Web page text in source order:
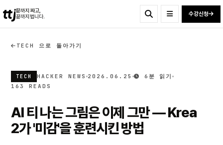
ttj끝까지 짜고,
끝까지 법니다.
수강신청
TECH 으로 돌아가기
TECH HACKER NEWS 2026.06.25
6분 읽기
163 READS
AI 티 나는 그림은 이제 그만 — Krea
2가 '미감'을 훈련시킨 방법